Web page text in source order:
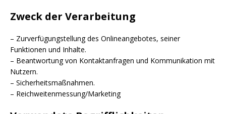
Zweck der Verarbeitung
– Zurverfügungstellung des Onlineangebotes, seiner
Funktionen und Inhalte.
– Beantwortung von Kontaktanfragen und Kommunikation mit
Nutzern.
– Sicherheitsmaßnahmen.
– Reichweitenmessung/Marketing